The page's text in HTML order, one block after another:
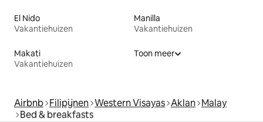
El Nido
Vakantiehuizen
Manilla
Vakantiehuizen
Makati
Vakantiehuizen
Toon meer
Airbnb Filipijnen Western Visayas Aklan Malay
Bed & breakfasts